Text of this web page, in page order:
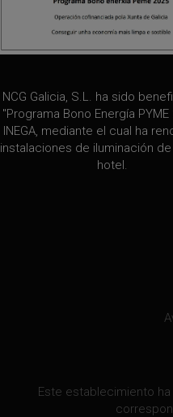
NCG Galicia, S.L. ha sido
"Programa Bono Energía PYME
INEGA, mediante el cual ha
instalaciones de iluminación
hotel.
Este establecimiento